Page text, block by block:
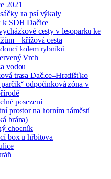
2021
na psí výkaly
k SDH Dačice
cesty v lesoparku ke
– křížová cesta
kolem rybníků
Vrch
vodou
trasa Dačice–Hradišťko
parčík“ odpočinková zóna v
posezení
prostor na horním náměstí
brána)
chodník
box u hřbitova